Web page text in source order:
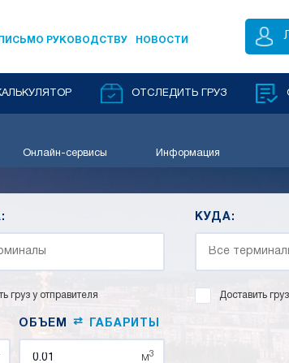
ПИСЬМО РУКОВОДСТВУ НОВОСТИ
ОТСЛЕДИТЬ ГРУЗ
Онлайн-сервисы Информация
груз у отправителя
КУДА:
Доставить
ОБЪЕМ ⇄ ГАБАРИТЫ
м3